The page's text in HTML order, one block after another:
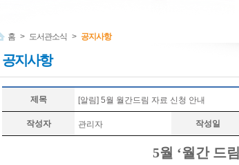
홈 > 도서관소식 > 공지사항
공지사항
제목 [알림] 5월 월간드림 자료 신청 안내
작성자 관리자 작성일
5월 ‘월간 드림